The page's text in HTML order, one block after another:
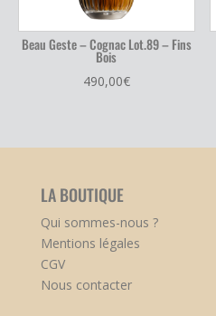
Beau Geste – Cognac Lot.89 – Fins
Bois
490,00€
LA BOUTIQUE
Qui sommes-nous ?
Mentions légales
CGV
Nous contacter